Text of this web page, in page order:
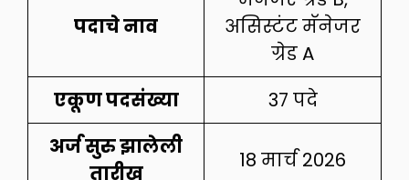
पदाचे नाव
असिस्टंट मॅनेजर
ग्रेड A
एकूण पदसंख्या
37 पदे
अर्ज सुरु झालेली
तारीख
18 मार्च 2026